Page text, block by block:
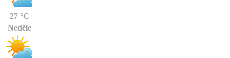
27 °C
Neděle